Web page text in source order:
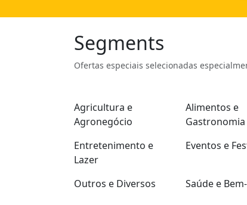
Segments
Ofertas especiais selecionadas
Agricultura e
Agronegócio
Alimentos e
Gastronomia
Entretenimento e
Lazer
Eventos e
Outros e Diversos
Saúde e